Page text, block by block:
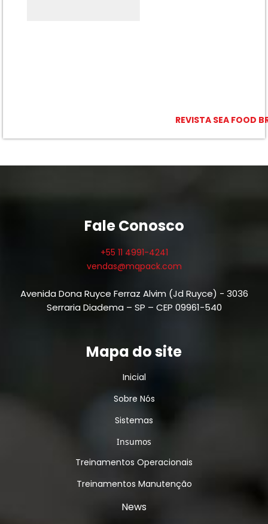
REVISTA SEA FOOD
Fale Conosco
+55 11 4991-4241
vendas@mqpack.com
Avenida Dona Ruyce Ferraz Alvim (Jd Ruyce) - 3036
Serraria Diadema – SP – CEP 09961-540
Mapa do site
Inicial
Sobre Nós
Sistemas
Insumos
Treinamentos Operacionais
Treinamentos Manutenção
News